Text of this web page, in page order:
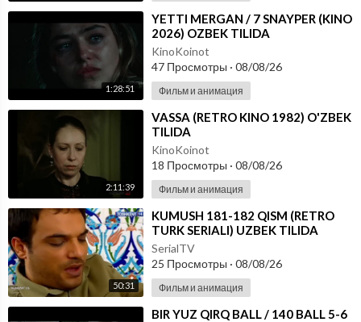
1:28:51
⁣YETTI MERGAN / 7 SNAYPER (KINO
2026) OZBEK TILIDA
KinoKoinot
47 Просмотры · 08/08/26
Фильм и анимация
2:11:39
⁣VASSA (RETRO KINO 1982) O'ZBEK
TILIDA
KinoKoinot
18 Просмотры · 08/08/26
Фильм и анимация
50:31
⁣KUMUSH 181-182 QISM (RETRO
TURK SERIALI) UZBEK TILIDA
SerialTV
25 Просмотры · 08/08/26
Фильм и анимация
⁣⁣BIR YUZ QIRQ BALL / 140 BALL 5-6